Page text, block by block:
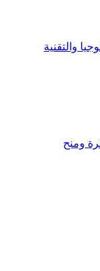
والتقنية
ومنح